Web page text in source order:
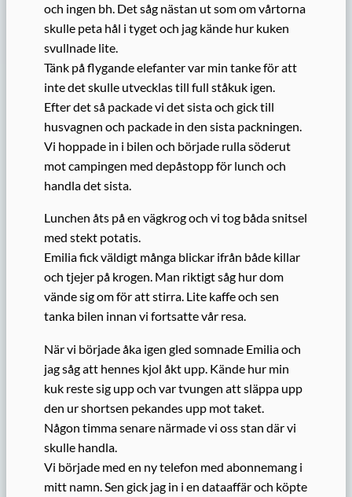
och ingen bh. Det såg nästan ut som om vårtorna
skulle peta hål i tyget och jag kände hur kuken
svullnade lite.
Tänk på flygande elefanter var min tanke för att
inte det skulle utvecklas till full ståkuk igen.
Efter det så packade vi det sista och gick till
husvagnen och packade in den sista packningen.
Vi hoppade in i bilen och började rulla söderut
mot campingen med depåstopp för lunch och
handla det sista.
Lunchen åts på en vägkrog och vi tog båda snitsel
med stekt potatis.
Emilia fick väldigt många blickar ifrån både killar
och tjejer på krogen. Man riktigt såg hur dom
vände sig om för att stirra. Lite kaffe och sen
tanka bilen innan vi fortsatte vår resa.
När vi började åka igen gled somnade Emilia och
jag såg att hennes kjol åkt upp. Kände hur min
kuk reste sig upp och var tvungen att släppa upp
den ur shortsen pekandes upp mot taket.
Någon timma senare närmade vi oss stan där vi
skulle handla.
Vi började med en ny telefon med abonnemang i
mitt namn. Sen gick jag in i en dataaffär och köpte